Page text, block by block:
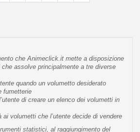
che Animeclick.it mette a disposizione
assolve principalmente a tre diverse
quando un volumetto desiderato
fumetterie
di creare un elenco dei volumetti in
volumetti che l’utente decide di vendere
statistici, al raggiungimento del